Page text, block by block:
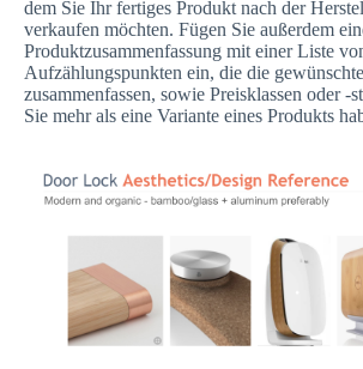
dem Sie Ihr fertiges Produkt nach der
verkaufen möchten. Fügen Sie außerdem
Produktzusammenfassung mit einer Liste
Aufzählungspunkten ein, die die
zusammenfassen, sowie Preisklassen oder -
Sie mehr als eine Variante eines Produkts